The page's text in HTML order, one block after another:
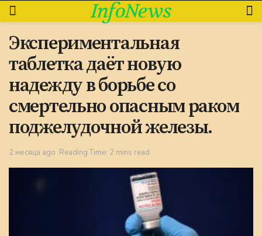
InfoNews
Экспериментальная
таблетка даёт новую
надежду в борьбе со
смертельно опасным раком
поджелудочной железы.
2 месяца ago Reading Time: 2 mins read